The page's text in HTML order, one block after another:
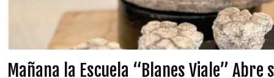
Mañana la Escuela “Blanes Viale” Abre